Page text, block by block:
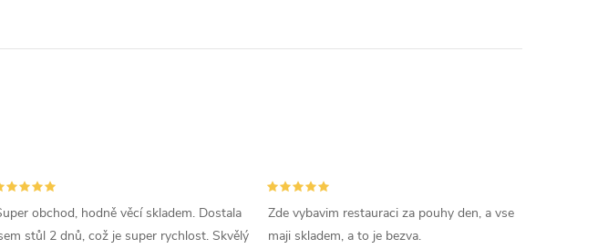
obchod, hodně věcí skladem. Dostala
stůl 2 dnů, což je super rychlost. Skvělý
Zde vybavim restauraci za pouhy den, a vse
maji skladem, a to je bezva.